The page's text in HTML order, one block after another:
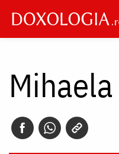
main